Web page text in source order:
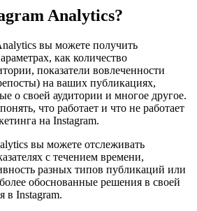
Analytics?
вы можете получить
как количество
показатели вовлеченности
на ваших публикациях,
о своей аудитории и многое другое.
что работает и что не работает
на Instagram.
вы можете отслеживать
с течением времени,
разных типов публикаций или
обоснованные решения в своей
в Instagram.